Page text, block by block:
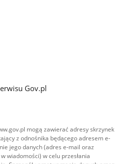
Gov.pl
mogą zawierać adresy skrzynek
z odnośnika będącego adresem e-
jego danych (adres e-mail oraz
wiadomości) w celu przesłania